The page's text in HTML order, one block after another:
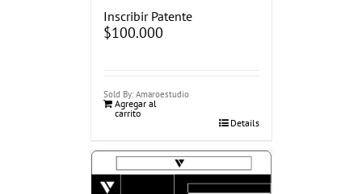
Inscribir Patente
$100.000
Sold By: Amaroestudio
Agregar al
carrito
Details